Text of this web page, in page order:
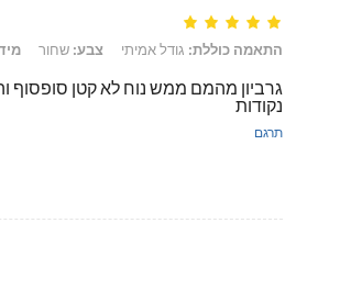
התאמה כוללת: גודל אמיתי, צבע: שחור, מידה: S/M [מתאים ל-40-70 KGS]
התאמה כוללת: גודל אמיתי צבע: שחור
גרביון מהמם ממש נוח לא קטן סופסוף
נקודות
תרגם